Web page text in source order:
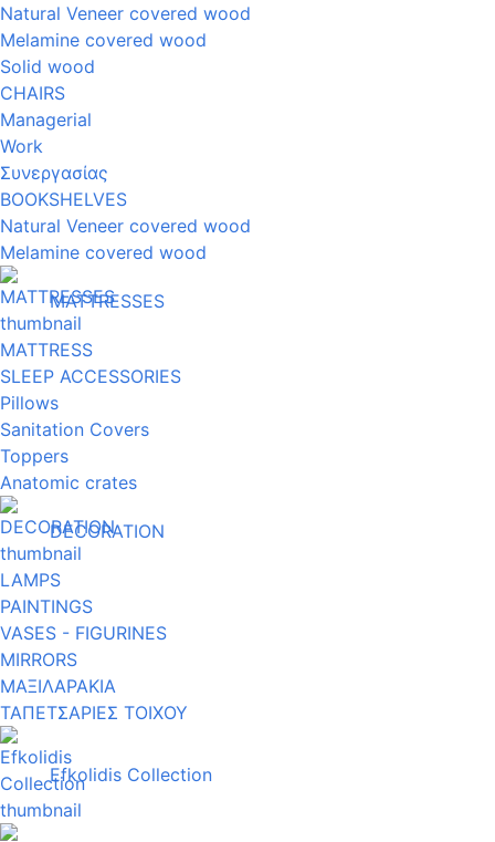
Natural Veneer covered wood
Melamine covered wood
Solid wood
CHAIRS
Managerial
Work
Συνεργασίας
BOOKSHELVES
Natural Veneer covered wood
Melamine covered wood
MATTRESSES
MATTRESS
SLEEP ACCESSORIES
Pillows
Sanitation Covers
Toppers
Anatomic crates
DECORATION
LAMPS
PAINTINGS
VASES - FIGURINES
MIRRORS
ΜΑΞΙΛΑΡΑΚΙΑ
ΤΑΠΕΤΣΑΡΙΕΣ ΤΟΙΧΟΥ
Efkolidis Collection